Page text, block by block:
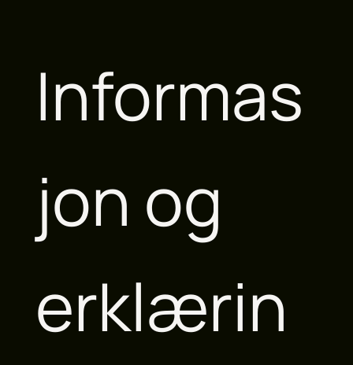
Informas
jon og
erklærin